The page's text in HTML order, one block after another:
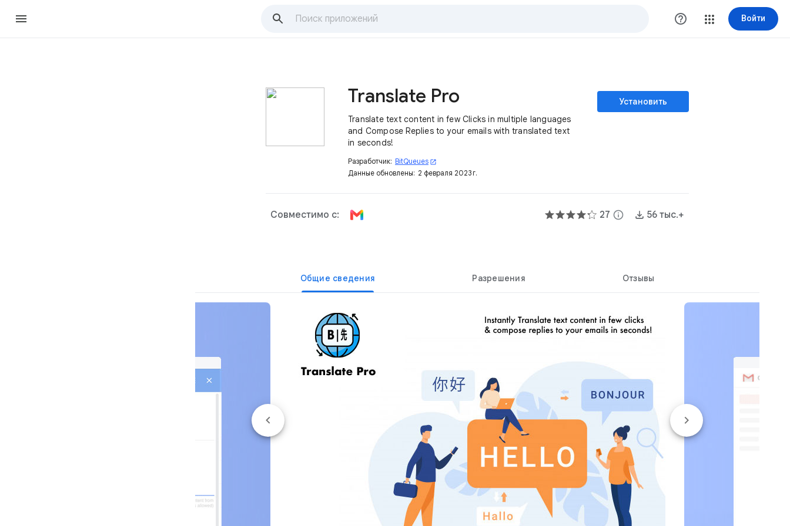
help_outline Войти
Translate Pro
Translate text content in few Clicks in multiple languages
and Compose Replies to your emails with translated text
in seconds!
Разработчик: BitQueues open_in_new
Данные обновлены: 2 февраля 2023 г.
Установить
Совместимо с: 27 info 56 тыс.+
Общие сведения Разрешения Отзывы